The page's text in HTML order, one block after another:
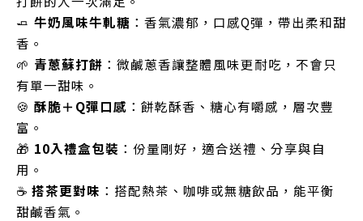
🧈 牛奶風味牛軋糖 ：香氣濃郁，口感Q彈，帶出柔和甜
香。
🌱 青蔥蘇打餅 ：微鹹蔥香讓整體風味更耐吃，不會只
有單一甜味。
🍪 酥脆＋Q彈口感 ：餅乾酥香、糖心有嚼感，層次豐
富。
🎁 10入禮盒包裝 ：份量剛好，適合送禮、分享與自
用。
☕ 搭茶更對味 ：搭配熱茶、咖啡或無糖飲品，能平衡
甜鹹香氣。